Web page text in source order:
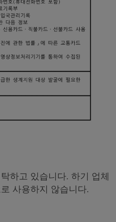
하고 있습니다. 하기 업체
사용하지 않습니다.